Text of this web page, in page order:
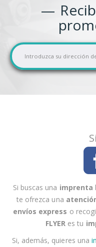
I
n
s
r
uSi buscas una imprenta
te ofrezca una
envíos express o
FLYER es tu
Si, además, quieres una